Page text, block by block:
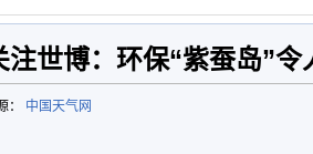
注世博：环保“紫蚕岛”令
： 中国天气网